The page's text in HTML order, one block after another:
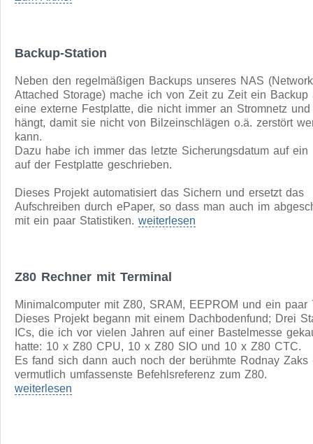
Familie angefallen sind. Nachdem die Kugeln aus dem
Besonders stolz bin ich, dass es das Projekt auf die
des deutschen Make-Magazins Ausgabe 2/2024 geschafft
Die jeweils aktuelle Software gibt es in diesem Surasto-
zum kostenlosen Download,
Zum Artikel
Backup-Station
Neben den regelmäßigen Backups unseres NAS (Network
Attached Storage) mache ich von Zeit zu Zeit ein Backup
eine externe Festplatte, die nicht immer an Stromnetz
hängt, damit sie nicht von Bilzeinschlägen o.ä. zerstört
auf der Festplatte geschrieben.
Dieses Projekt automatisiert das Sichern und ersetzt das
Aufschreiben durch ePaper, so dass man auch im
mit ein paar Statistiken.weiterlesen
Z80 Rechner mit Terminal